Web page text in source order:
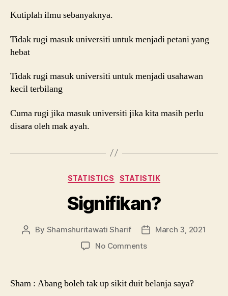
Kutiplah ilmu sebanyaknya.
Tidak rugi masuk universiti untuk menjadi petani yang
hebat
Tidak rugi masuk universiti untuk menjadi usahawan
kecil terbilang
Cuma rugi jika masuk universiti jika kita masih perlu
disara oleh mak ayah.
Categories
STATISTICS STATISTIK
Signifikan?
Post
By Shamshuritawati Sharif
PostMarch 3, 2021
No Commentson
Sham : Abang boleh tak up sikit duit belanja saya?